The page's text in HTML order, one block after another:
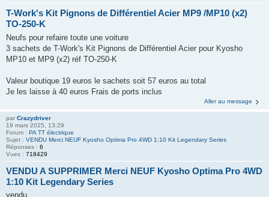
T-Work's Kit Pignons de Différentiel Acier MP9 /MP10 (x2)
TO-250-K
Neufs pour refaire toute une voiture
3 sachets de T-Work's Kit Pignons de Différentiel Acier pour Kyosho
MP10 et MP9 (x2) réf TO-250-K
Valeur boutique 19 euros le sachets soit 57 euros au total
Je les laisse à 40 euros Frais de ports inclus
Aller au message
par Crazydriver
19 mars 2025, 13:29
Forum : PA TT électrique
Sujet : VENDU Merci NEUF Kyosho Optima Pro 4WD 1:10 Kit Legendary Series
Réponses : 6
Vues : 718429
VENDU A SUPPRIMER Merci NEUF Kyosho Optima Pro 4WD
1:10 Kit Legendary Series
vendu